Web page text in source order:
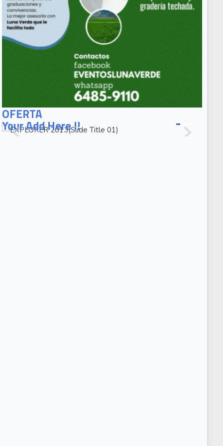
OFERTA
EXPLORER
2013(Slide
EXPLORER
Your Add Here !!